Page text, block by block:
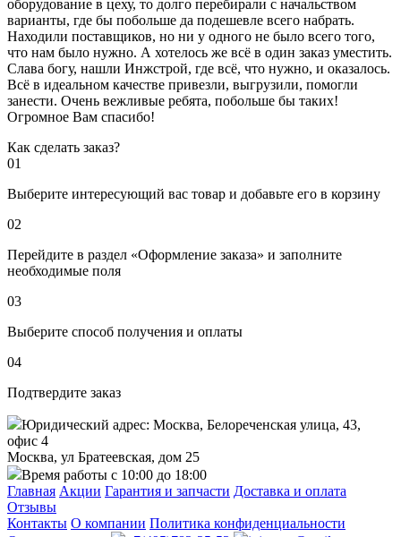
оборудование в цеху, то долго перебирали с начальством
варианты, где бы побольше да подешевле всего набрать.
Находили поставщиков, но ни у одного не было всего того,
что нам было нужно. А хотелось же всё в один заказ уместить.
Слава богу, нашли Инжстрой, где всё, что нужно, и оказалось.
Всё в идеальном качестве привезли, выгрузили, помогли
занести. Очень вежливые ребята, побольше бы таких!
Огромное Вам спасибо!
Как сделать заказ?
01
Выберите интересующий вас товар и добавьте его в корзину
02
Перейдите в раздел «Оформление заказа» и заполните
необходимые поля
03
Выберите способ получения и оплаты
04
Подтвердите заказ
Юридический адрес: Москва, Белореченская улица, 43,
офис 4
Москва, ул Братеевская, дом 25
Время работы с 10:00 до 18:00
Главная Акции Гарантия и запчасти Доставка и оплата
Отзывы
Контакты О компании Политика конфиденциальности